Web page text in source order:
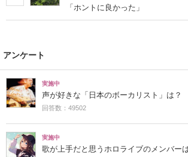
「ホントに良かった」
アンケート
実施中
声が好きな「日本のボーカリスト」は？
回答数：49502
実施中
歌が上手だと思うホロライブのメンバー